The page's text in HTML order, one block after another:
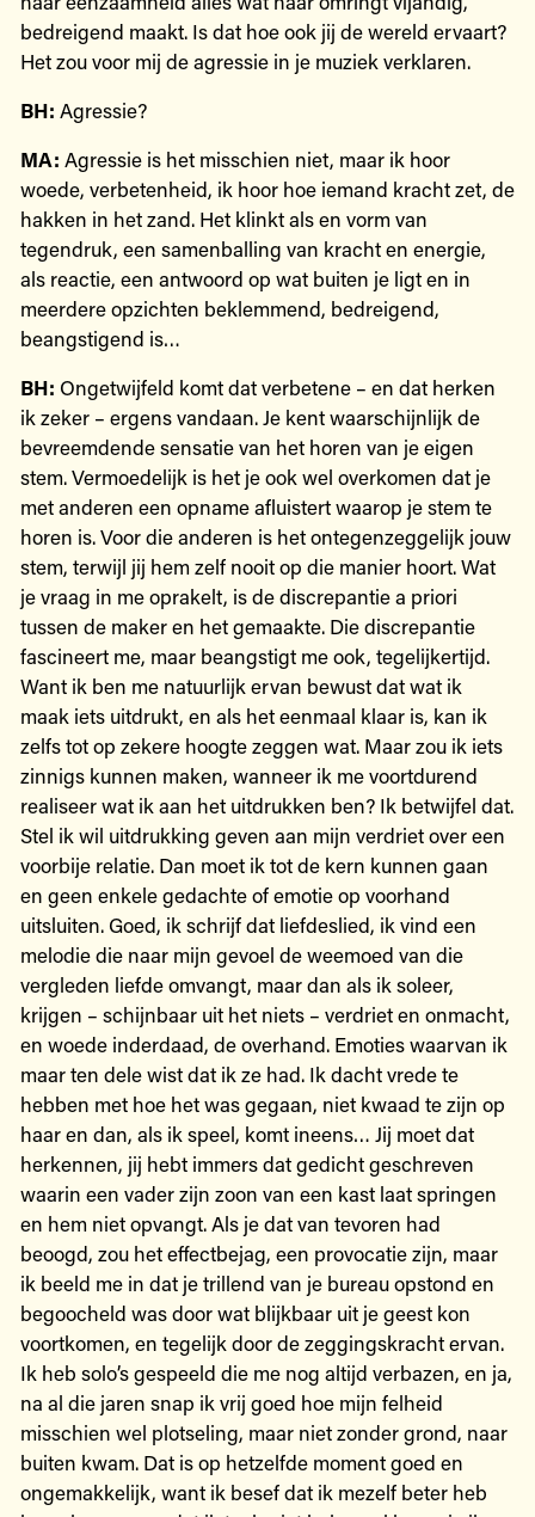
bedreigend maakt. Is dat hoe ook jij de wereld ervaart?
Het zou voor mij de agressie in je muziek verklaren.
BH: Agressie?
MA: Agressie is het misschien niet, maar ik hoor
woede, verbetenheid, ik hoor hoe iemand kracht zet, de
hakken in het zand. Het klinkt als en vorm van
tegendruk, een samenballing van kracht en energie,
als reactie, een antwoord op wat buiten je ligt en in
meerdere opzichten beklemmend, bedreigend,
beangstigend is…
BH: Ongetwijfeld komt dat verbetene – en dat herken
ik zeker – ergens vandaan. Je kent waarschijnlijk de
bevreemdende sensatie van het horen van je eigen
stem. Vermoedelijk is het je ook wel overkomen dat je
met anderen een opname afluistert waarop je stem te
horen is. Voor die anderen is het ontegenzeggelijk jouw
stem, terwijl jij hem zelf nooit op die manier hoort. Wat
je vraag in me oprakelt, is de discrepantie a priori
tussen de maker en het gemaakte. Die discrepantie
fascineert me, maar beangstigt me ook, tegelijkertijd.
Want ik ben me natuurlijk ervan bewust dat wat ik
maak iets uitdrukt, en als het eenmaal klaar is, kan ik
zelfs tot op zekere hoogte zeggen wat. Maar zou ik iets
zinnigs kunnen maken, wanneer ik me voortdurend
realiseer wat ik aan het uitdrukken ben? Ik betwijfel dat.
Stel ik wil uitdrukking geven aan mijn verdriet over een
voorbije relatie. Dan moet ik tot de kern kunnen gaan
en geen enkele gedachte of emotie op voorhand
uitsluiten. Goed, ik schrijf dat liefdeslied, ik vind een
melodie die naar mijn gevoel de weemoed van die
vergleden liefde omvangt, maar dan als ik soleer,
krijgen – schijnbaar uit het niets – verdriet en onmacht,
en woede inderdaad, de overhand. Emoties waarvan ik
maar ten dele wist dat ik ze had. Ik dacht vrede te
hebben met hoe het was gegaan, niet kwaad te zijn op
haar en dan, als ik speel, komt ineens… Jij moet dat
herkennen, jij hebt immers dat gedicht geschreven
waarin een vader zijn zoon van een kast laat springen
en hem niet opvangt. Als je dat van tevoren had
beoogd, zou het effectbejag, een provocatie zijn, maar
ik beeld me in dat je trillend van je bureau opstond en
begoocheld was door wat blijkbaar uit je geest kon
voortkomen, en tegelijk door de zeggingskracht ervan.
Ik heb solo’s gespeeld die me nog altijd verbazen, en ja,
na al die jaren snap ik vrij goed hoe mijn felheid
misschien wel plotseling, maar niet zonder grond, naar
buiten kwam. Dat is op hetzelfde moment goed en
ongemakkelijk, want ik besef dat ik mezelf beter heb